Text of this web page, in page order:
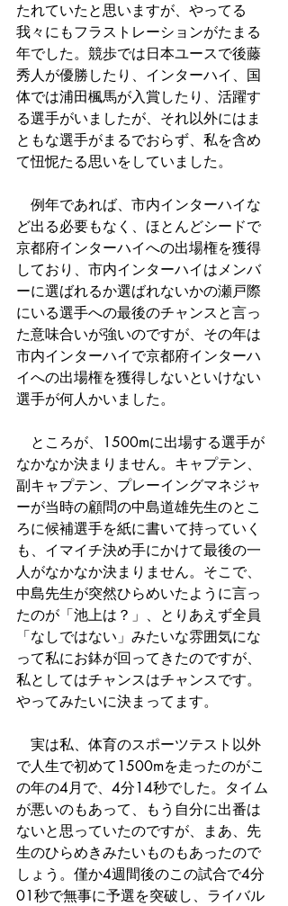
たれていたと思いますが、やってる
我々にもフラストレーションがたまる
年でした。競歩では日本ユースで後藤
秀人が優勝したり、インターハイ、国
体では浦田楓馬が入賞したり、活躍す
る選手がいましたが、それ以外にはま
ともな選手がまるでおらず、私を含め
て忸怩たる思いをしていました。
例年であれば、市内インターハイな
ど出る必要もなく、ほとんどシードで
京都府インターハイへの出場権を獲得
しており、市内インターハイはメンバ
ーに選ばれるか選ばれないかの瀬戸際
にいる選手への最後のチャンスと言っ
た意味合いが強いのですが、その年は
市内インターハイで京都府インターハ
イへの出場権を獲得しないといけない
選手が何人かいました。
ところが、1500mに出場する選手が
なかなか決まりません。キャプテン、
副キャプテン、プレーイングマネジャ
ーが当時の顧問の中島道雄先生のとこ
ろに候補選手を紙に書いて持っていく
も、イマイチ決め手にかけて最後の一
人がなかなか決まりません。そこで、
中島先生が突然ひらめいたように言っ
たのが「池上は？」、とりあえず全員
「なしではない」みたいな雰囲気にな
って私にお鉢が回ってきたのですが、
私としてはチャンスはチャンスです。
やってみたいに決まってます。
実は私、体育のスポーツテスト以外
で人生で初めて1500mを走ったのがこ
の年の4月で、4分14秒でした。タイム
が悪いのもあって、もう自分に出番は
ないと思っていたのですが、まあ、先
生のひらめきみたいものもあったので
しょう。僅か4週間後のこの試合で4分
01秒で無事に予選を突破し、ライバル